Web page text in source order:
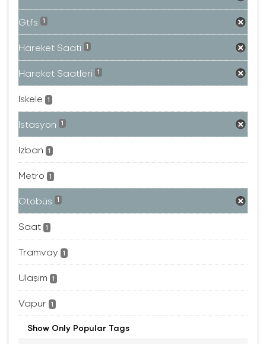
Gtfs 1
Hareket Saati 1
Hareket Saatleri 1
Iskele 1
Istasyon 1
Izban 1
Metro 1
Otobüs 1
Saat 1
Tramvay 1
Ulaşım 1
Vapur 1
Show Only Popular Tags